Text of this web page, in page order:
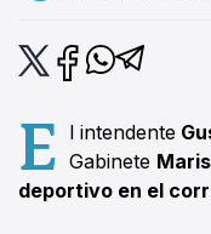
E l intendente
Gabinete
deportivo en el